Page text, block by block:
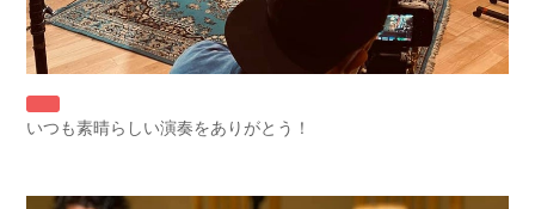
いつも素晴らしい演奏をありがとう！